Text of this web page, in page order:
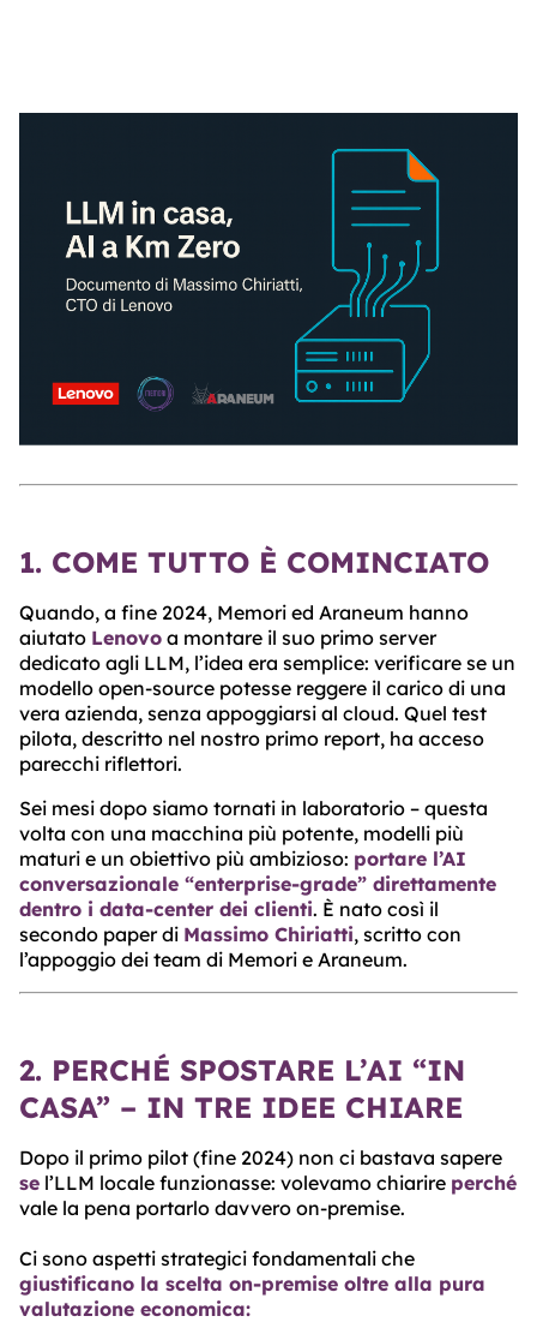
CENTER
1. COME TUTTO È COMINCIATO
Quando, a fine 2024, Memori ed Araneum hanno
aiutato Lenovo a montare il suo primo server
dedicato agli LLM, l’idea era semplice: verificare se un
modello open-source potesse reggere il carico di una
vera azienda, senza appoggiarsi al cloud. Quel test
pilota, descritto nel nostro primo report, ha acceso
parecchi riflettori.
Sei mesi dopo siamo tornati in laboratorio – questa
volta con una macchina più potente, modelli più
maturi e un obiettivo più ambizioso: portare l’AI
conversazionale “enterprise-grade” direttamente
dentro i data-center dei clienti. È nato così il
secondo paper di Massimo Chiriatti, scritto con
l’appoggio dei team di Memori e Araneum.
2. PERCHÉ SPOSTARE L’AI “IN
CASA” – IN TRE IDEE CHIARE
Dopo il primo pilot (fine 2024) non ci bastava sapere
se l’LLM locale funzionasse: volevamo chiarire perché
vale la pena portarlo davvero on-premise.
Ci sono aspetti strategici fondamentali che
giustificano la scelta on-premise oltre alla pura
valutazione economica: